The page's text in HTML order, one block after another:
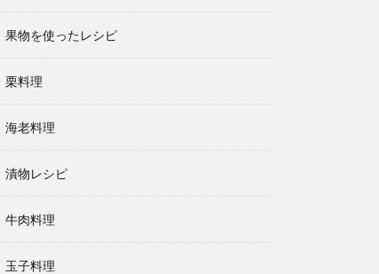
果物を使ったレシピ
栗料理
海老料理
漬物レシピ
牛肉料理
玉子料理